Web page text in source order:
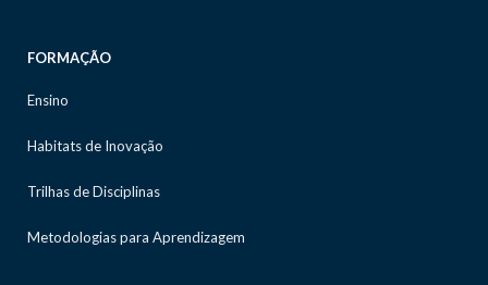
FORMAÇÃO
Ensino
Habitats de Inovação
Trilhas de Disciplinas
Metodologias para Aprendizagem